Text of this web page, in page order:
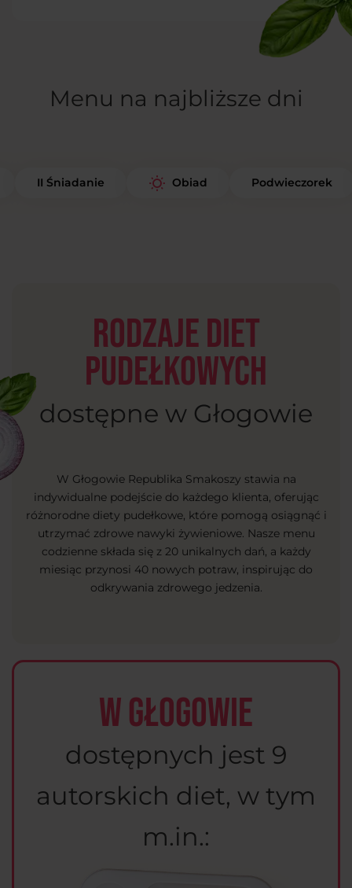
Menu na najbliższe dni
II Śniadanie Obiad Podwieczorek
Rodzaje diet
pudełkowych
dostępne w Głogowie
W Głogowie Republika Smakoszy stawia na
indywidualne podejście do każdego klienta, oferując
różnorodne diety pudełkowe, które pomogą osiągnąć i
utrzymać zdrowe nawyki żywieniowe. Nasze menu
codzienne składa się z 20 unikalnych dań, a każdy
miesiąc przynosi 40 nowych potraw, inspirując do
odkrywania zdrowego jedzenia.
w Głogowie
dostępnych jest 9
autorskich diet, w tym
m.in.: